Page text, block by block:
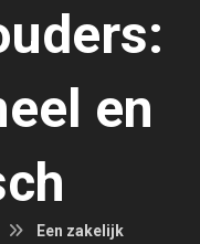
en
Een zakelijk